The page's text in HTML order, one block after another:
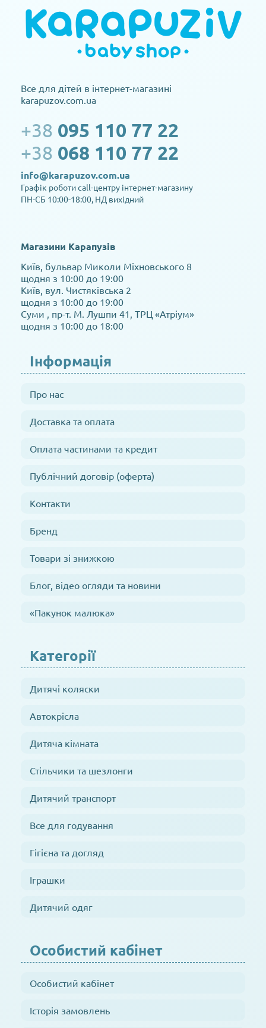
Все для дітей в інтернет-магазині
karapuzov.com.ua
+38 095 110 77 22
+38 068 110 77 22
info@karapuzov.com.ua
Графік роботи call-центру інтернет-магазину
ПН-СБ 10:00-18:00, НД вихідний
Магазини Карапузів
Київ, бульвар Миколи Міхновського 8
щодня з 10:00 до 19:00
Київ, вул. Чистяківська 2
щодня з 10:00 до 19:00
Суми , пр-т. М. Лушпи 41, ТРЦ «Атріум»
щодня з 10:00 до 18:00
Інформація
Про нас
Доставка та оплата
Оплата частинами та кредит
Публічний договір (оферта)
Контакти
Бренд
Товари зі знижкою
Блог, відео огляди та новини
«Пакунок малюка»
Категорії
Дитячі коляски
Автокрісла
Дитяча кімната
Стільчики та шезлонги
Дитячий транспорт
Все для годування
Гігієна та догляд
Іграшки
Дитячий одяг
Особистий кабінет
Особистий кабінет
Історія замовлень